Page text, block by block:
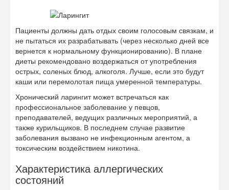
Пациенты должны дать отдых своим голосовым связкам, и
не пытаться их разрабатывать (через несколько дней все
вернется к нормальному функционированию). В плане
диеты рекомендовано воздержаться от употребления
острых, соленых блюд, алкоголя. Лучше, если это будут
каши или перемолотая пища умеренной температуры.
Хронический ларингит может встречаться как
профессиональное заболевание у певцов,
преподавателей, ведущих различных мероприятий, а
также курильщиков. В последнем случае развитие
заболевания вызвано не инфекционным агентом, а
токсическим воздействием никотина.
Характеристика аллергических
состояний